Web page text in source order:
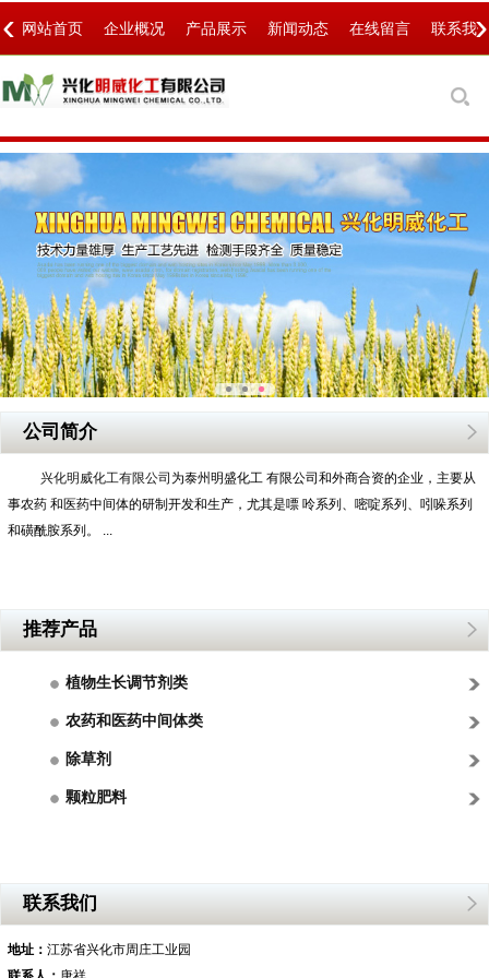
网站首页 企业概况 产品展示 新闻动态 在线留言 联系我
‹ ›
公司简介
兴化明威化工有限公司 为泰州明盛化工 有限公司和外商合资的企业，主要从
事农药 和医药中间体的研制开发和生产，尤其是嘌 呤系列、嘧啶系列、吲哚系列
和磺酰胺系列。 ...
推荐产品
植物生长调节剂类
农药和医药中间体类
除草剂
颗粒肥料
联系我们
地址： 江苏省兴化市周庄工业园